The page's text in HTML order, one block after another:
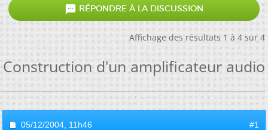
 RÉPONDRE À LA DISCUSSION
Affichage des résultats 1 à 4 sur 4
Construction d'un amplificateur audio
05/12/2004, 11h46 #1